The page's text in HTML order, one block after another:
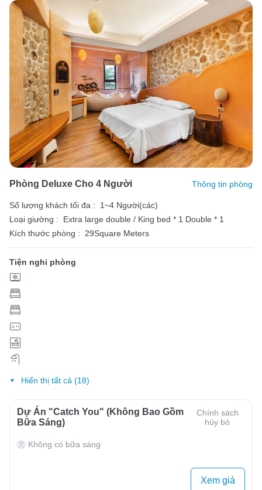
Phòng Deluxe Cho 4 Người Thông tin phòng
Số lượng khách tối đa :
1~4 Người(các)
Loại giường :
Extra large double / King bed * 1 Double * 1
Kích thước phòng :
29Square Meters
Tiện nghi phòng
Hiển thị tất cả (18)
Dự Án "Catch You" (Không Bao Gồm
Bữa Sáng)
Chính sách
hủy bỏ
Không có bữa sáng
Xem giá